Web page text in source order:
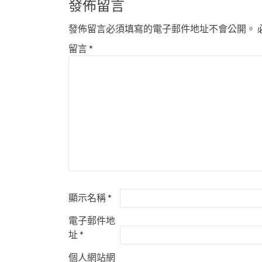
發佈留言
發佈留言必須填寫的電子郵件地址不會公開。
留言*
顯示名稱*
電子郵件地
址*
個人網站網